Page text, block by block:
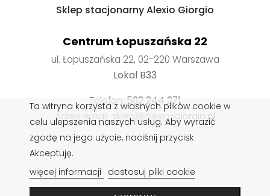
Sklep stacjonarny Alexio Giorgio
Centrum Łopuszańska 22
ul. Łopuszańska 22, 02-220 Warszawa
Lokal B33
Telefon: 502 244 271
Adres email: sklep@alexio-giorgio.pl
butów,Pasty do butów,Czyszczenie obuwia
Rzeczoznawca obuwia,Pielęgnacja obuwia
Ta witryna korzysta z własnych plików cookie w
celu ulepszenia naszych usług. Aby wyrazić
zgodę na jego użycie, naciśnij przycisk
Akceptuję.
więcej informacji
dostosuj pliki cookie